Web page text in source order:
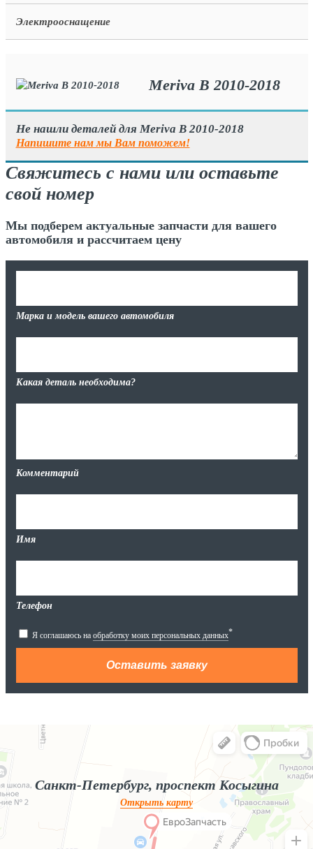
Электрооснащение
Meriva B 2010-2018
Не нашли деталей для Meriva B 2010-2018
Напишите нам мы Вам поможем!
Свяжитесь с нами или оставьте
свой номер
Мы подберем актуальные запчасти для вашего
автомобиля и рассчитаем цену
Марка и модель вашего автомобиля
Какая деталь необходима?
Комментарий
Имя
Телефон
Я соглашаюсь на обработку моих персональных данных*
Яндекс.Карты
Яндекс.Карты — поиск мест и адресов, городской транспорт
Санкт-Петербург, проспект Косыгина
Открыть карту